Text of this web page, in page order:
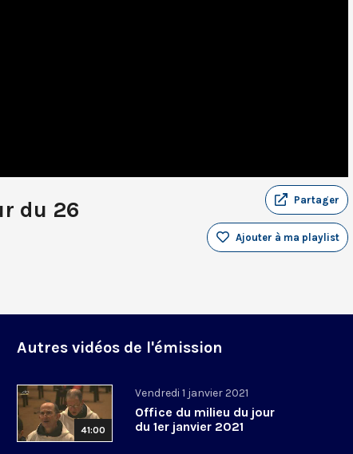
du 26
Partager
Ajouter à ma playlist
Autres vidéos de l'émission
41:00
Vendredi 1 janvier 2021
Office du milieu du jour
du 1er janvier 2021